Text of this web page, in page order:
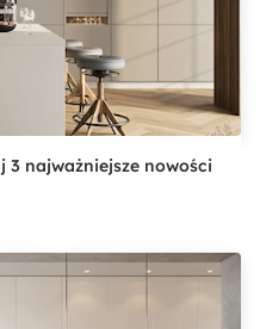
3 najważniejsze nowości